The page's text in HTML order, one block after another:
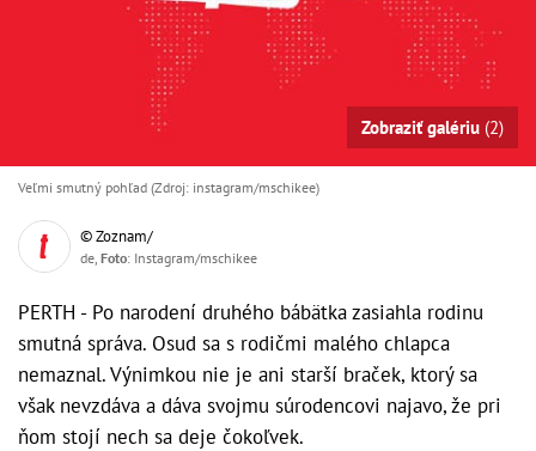
Zobraziť galériu (2)
Veľmi smutný pohľad (Zdroj: instagram/mschikee)
© Zoznam/
de, Foto: Instagram/mschikee
PERTH - Po narodení druhého bábätka zasiahla rodinu
smutná správa. Osud sa s rodičmi malého chlapca
nemaznal. Výnimkou nie je ani starší braček, ktorý sa
však nevzdáva a dáva svojmu súrodencovi najavo, že pri
ňom stojí nech sa deje čokoľvek.